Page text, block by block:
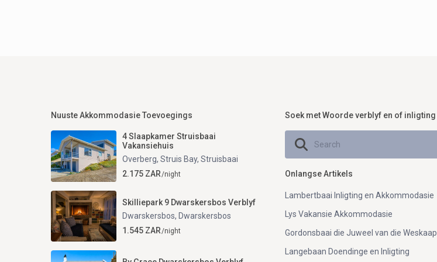
Nuuste Akkommodasie Toevoegings
4 Slaapkamer Struisbaai
Vakansiehuis
Overberg, Struis Bay, Struisbaai
2.175 ZAR/night
Skilliepark 9 Dwarskersbos Verblyf
Dwarskersbos, Dwarskersbos
1.545 ZAR/night
Soek met Woorde verblyf en of inligting
Onlangse Artikels
Lambertbaai Inligting en Akkommodasie
Lys Vakansie Akkommodasie
Gordonsbaai die Juweel van die Weskaap
Langebaan Doendinge en Inligting